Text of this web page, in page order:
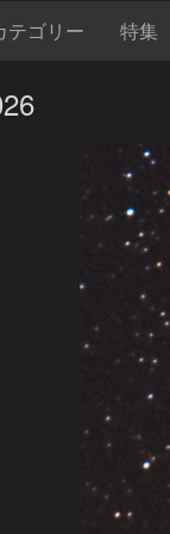
テゴリー 特集